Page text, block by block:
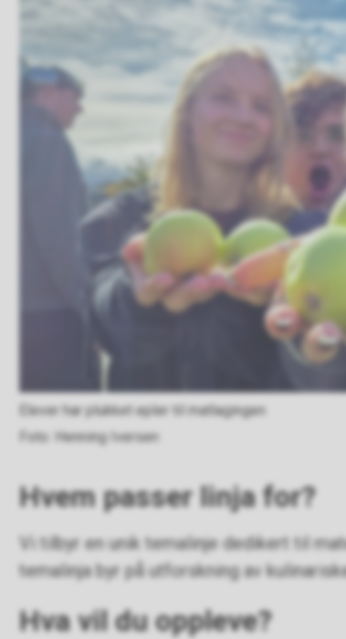
Elever har plukket epler til matlagingen
Henning Iversen
Hvem passer linja for?
Vi tilbyr en unik temalinje dedikert til
temalinja byr på utforskning av
Hva vil du oppleve?